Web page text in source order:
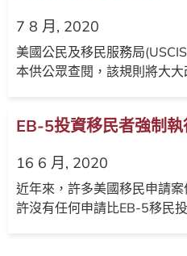
7 8 月, 2020
美國公民及移民服務局
本供公眾查閱，該規則將大大
EB-5投資移民者強制執
16 6 月, 2020
近年來，許多美國移民申請
許沒有任何申請比EB-5移民